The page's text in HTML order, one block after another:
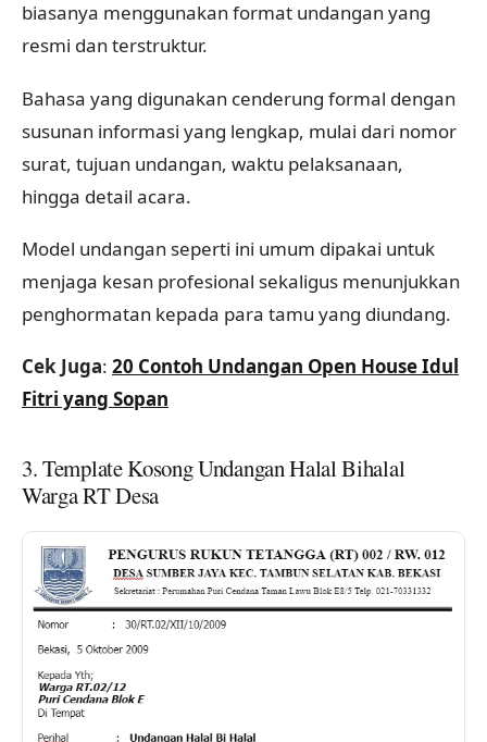
biasanya menggunakan format undangan yang
resmi dan terstruktur.
Bahasa yang digunakan cenderung formal dengan
susunan informasi yang lengkap, mulai dari nomor
surat, tujuan undangan, waktu pelaksanaan,
hingga detail acara.
Model undangan seperti ini umum dipakai untuk
menjaga kesan profesional sekaligus menunjukkan
penghormatan kepada para tamu yang diundang.
Cek Juga: 20 Contoh Undangan Open House Idul
Fitri yang Sopan
3. Template Kosong Undangan Halal Bihalal
Warga RT Desa